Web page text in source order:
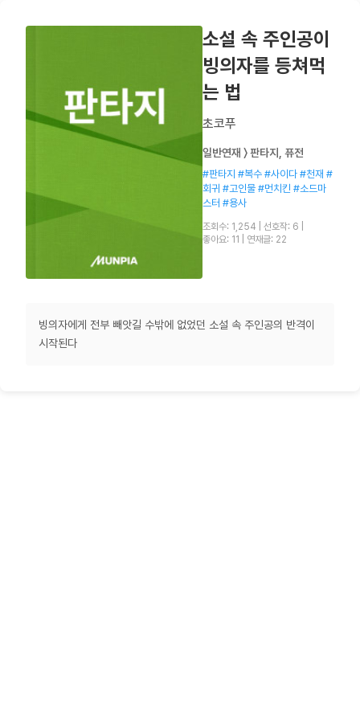
소설 속 주인공이
빙의자를 등쳐먹
는 법
초코푸
일반연재 〉 판타지, 퓨전
#판타지 #복수 #사이다 #천재 #
회귀 #고인물 #먼치킨 #소드마
스터 #용사
조회수: 1,254 선호작: 6
좋아요: 11
연재글: 22
빙의자에게 전부 빼앗길 수밖에 없었던 소설 속 주인공의 반격이
시작된다